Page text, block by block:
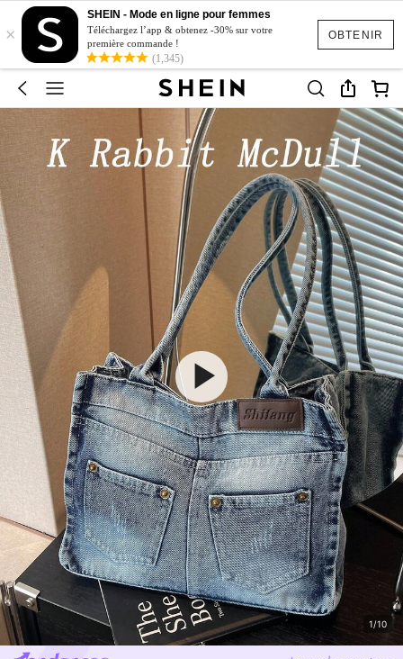
OBTENIR
×
SHEIN - Mode en ligne pour femmes
Téléchargez l’app & obtenez -30% sur votre
première commande !
(1,345)
1/10